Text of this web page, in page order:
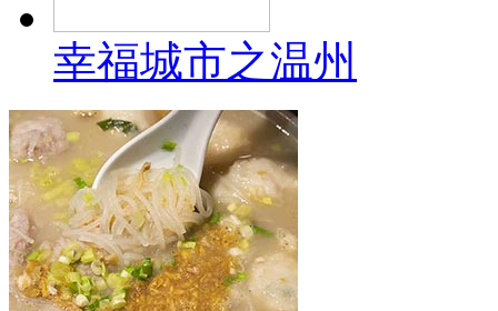
幸福城市之温州